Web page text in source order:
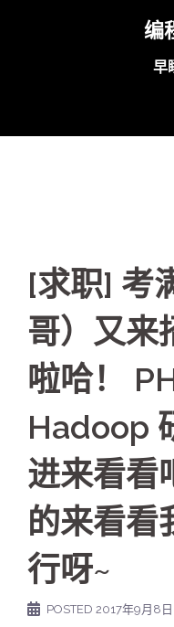
编
早
[求职] 考
哥）又来
啦哈！
Hadoop
进来看看
的来看看
行呀~
POSTED 2017年9月8日